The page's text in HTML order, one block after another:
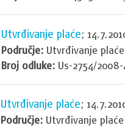
Utvrđivanje plaće;
Područje: Utvrđivanje plaće
Broj odluke: Us-2754/2008-
Utvrđivanje plaće;
Područje: Utvrđivanje plaće